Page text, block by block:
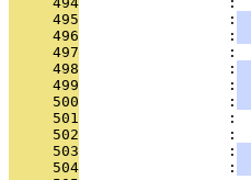
     495
                 :
     496
                 :
     497
:
     498
                 :
     499
                 :
     500
                 :
     501
:
     502
:
     503
                 :
     504
                 :